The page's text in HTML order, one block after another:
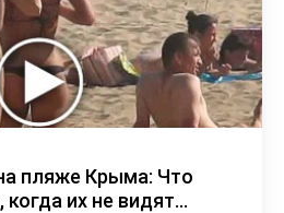
пляже Крыма: Что
их не видят...